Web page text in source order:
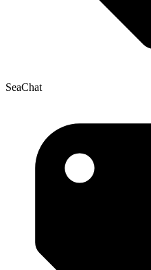
SeaChat